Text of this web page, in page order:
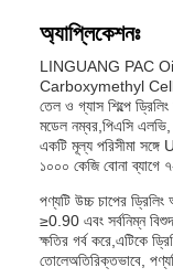
অ্যাপ্লিকেশনঃ
LINGUANG PAC
Carboxymethyl
তেল ও গ্যাস শিল্পে
মডেল নম্বর,পিএসি এলভি,
একটি মূল্য পরিসীমা
১০০০ কেজি বোনা ব্যাগে
পণ্যটি উচ্চ চাপের
≥0.90 এবং সর্বনিম্ন
ক্ষতির গর্ব করে,এটিকে
তোলেঅতিরিক্তভাবে,